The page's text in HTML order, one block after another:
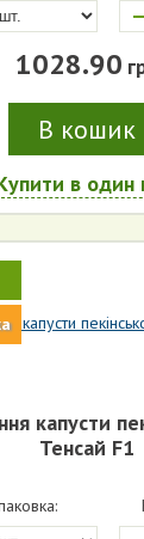
1028.90
В кошик
в один
капусти
Тенсай F1